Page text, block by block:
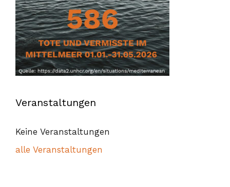
Veranstaltungen
Keine Veranstaltungen
alle Veranstaltungen